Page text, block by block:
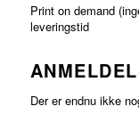
Print on demand
leveringstid
Der er endnu ikke